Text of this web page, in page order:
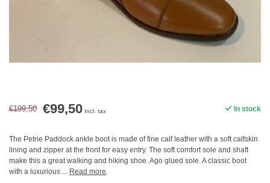
€199,50 €99,50 Incl. tax In stock
The Petrie Paddock ankle boot is made of fine calf leather with a soft calfskin
lining and zipper at the front for easy entry. The soft comfort sole and shaft
make this a great walking and hiking shoe. Ago glued sole. A classic boot
with a luxurious ... Read more.